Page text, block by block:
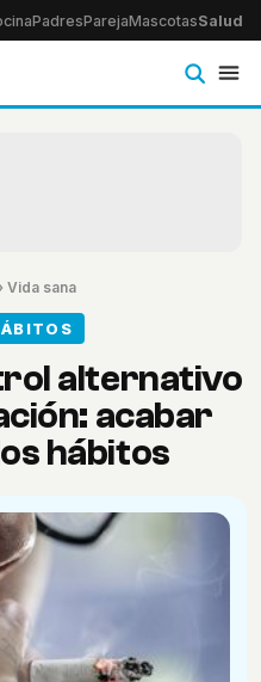
PadresParejaMascotasSalud
› Vida sana
alternativo
acabar
hábitos